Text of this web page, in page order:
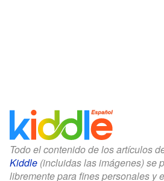
Todo el contenido de los artículos
Kiddle (incluidas las imágenes) se
libremente para fines personales y